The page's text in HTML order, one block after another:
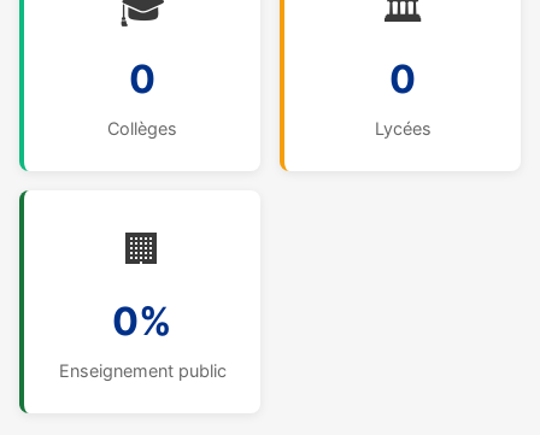
0
Collèges
0
Lycées
🏢
0%
Enseignement public